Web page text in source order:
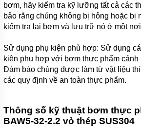
MÁY
BƠM
CHÌM
HÚT
THẢI
SEALAND
MÁY
BƠM
CHÌM
THẢI
MASTRA
bơm, hãy kiểm tra kỹ lưỡng tất cả các
bảo rằng chúng không bị hỏng hoặc bị
kiểm tra lại bơm và lưu trữ nó ở một
Sử dụng phụ kiện phù hợp: Sử dụng
kiện phụ hợp với bơm thực phẩm cánh
Đảm bảo chúng được làm từ vật liệu
các quy định về an toàn thực phẩm.
Thông số kỹ thuật bơm thực
BAW5-32-2.2 vỏ thép SUS304